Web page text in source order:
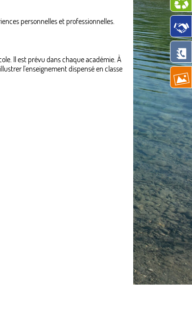
personnelles et professionnelles.
Il est prévu dans chaque académie. À
l'enseignement dispensé en classe